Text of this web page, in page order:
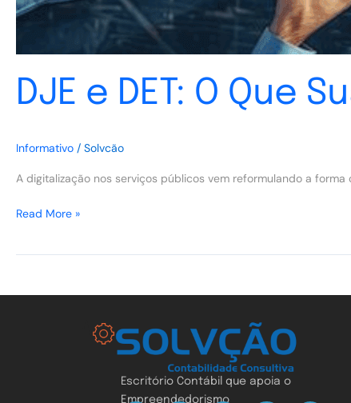
DJE e DET: O Que
Informativo / Solvcão
A digitalização nos serviços públicos vem reformulando a
Read More »
Escritório Contábil que apoia o
Empreendedorismo